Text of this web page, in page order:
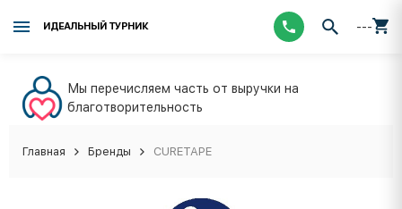
ИДЕАЛЬНЫЙ ТУРНИК ---
Главная Бренды CURETAPE
Мы перечисляем часть от выручки на
благотворительность